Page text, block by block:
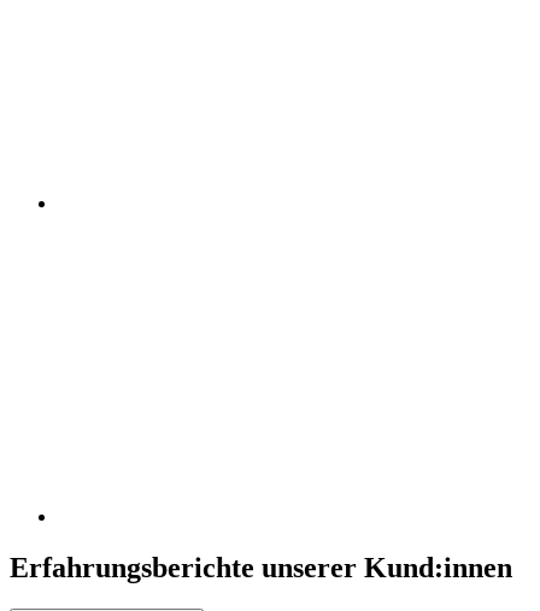
Erfahrungsberichte unserer Kund:innen